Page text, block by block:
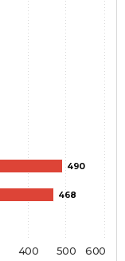
490
468
400 500 600